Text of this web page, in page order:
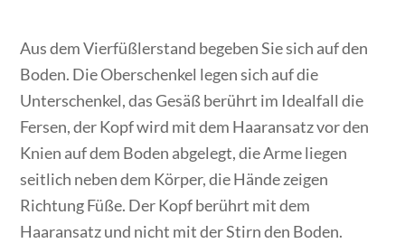
Aus dem Vierfüßlerstand begeben Sie sich auf den
Boden. Die Oberschenkel legen sich auf die
Unterschenkel, das Gesäß berührt im Idealfall die
Fersen, der Kopf wird mit dem Haaransatz vor den
Knien auf dem Boden abgelegt, die Arme liegen
seitlich neben dem Körper, die Hände zeigen
Richtung Füße. Der Kopf berührt mit dem
Haaransatz und nicht mit der Stirn den Boden.